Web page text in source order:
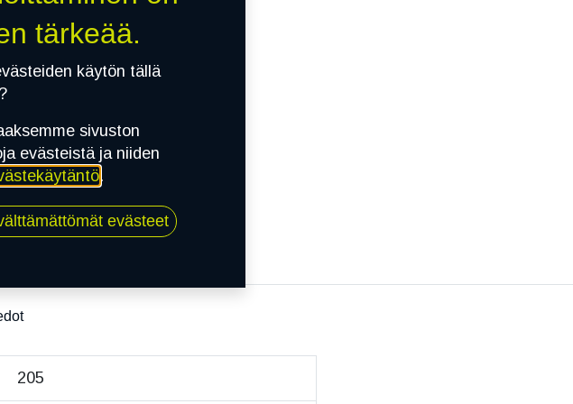
205
tärkeää.
käytön tällä
sivuston
evästeistä ja niiden
.
evästeet